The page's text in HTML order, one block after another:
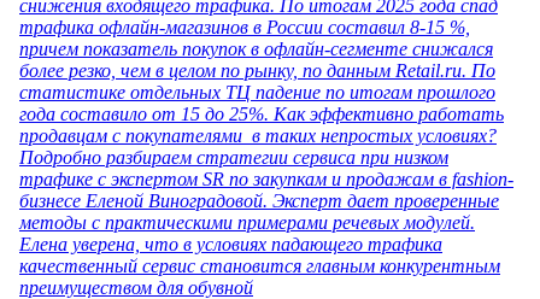
снижения входящего трафика. По итогам 2025 года спад
трафика офлайн-магазинов в России составил 8-15 %,
причем показатель покупок в офлайн-сегменте снижался
более резко, чем в целом по рынку, по данным Retail.ru. По
статистике отдельных ТЦ падение по итогам прошлого
года составило от 15 до 25%. Как эффективно работать
продавцам с покупателями в таких непростых условиях?
Подробно разбираем стратегии сервиса при низком
трафике с экспертом SR по закупкам и продажам в fashion-
бизнесе Еленой Виноградовой. Эксперт дает проверенные
методы с практическими примерами речевых модулей.
Елена уверена, что в условиях падающего трафика
качественный сервис становится главным конкурентным
преимуществом для обувной